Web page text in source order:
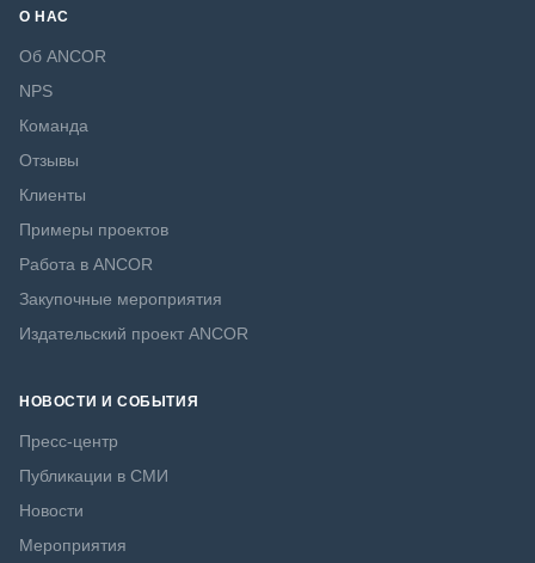
О НАС
Об ANCOR
NPS
Команда
Отзывы
Клиенты
Примеры проектов
Работа в ANCOR
Закупочные мероприятия
Издательский проект ANCOR
НОВОСТИ И СОБЫТИЯ
Пресс-центр
Публикации в СМИ
Новости
Мероприятия